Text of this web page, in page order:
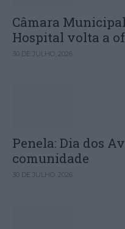
Câmara
Hospital volta a
30 DE JULHO, 2026
Penela: Dia dos
comunidade
30 DE JULHO, 2026